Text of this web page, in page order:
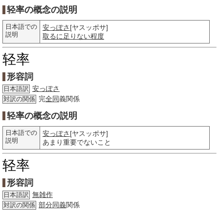
轻率の概念の説明
日本語での
説明
安っぽさ [ヤスッポサ]
取るに足りない程度
轻率
形容詞
日本語訳 安っぽさ
対訳の関係 完全同義関係
轻率の概念の説明
日本語での
説明
安っぽさ [ヤスッポサ]
あまり重要でないこと
轻率
形容詞
日本語訳 無雑作
対訳の関係 部分同義関係